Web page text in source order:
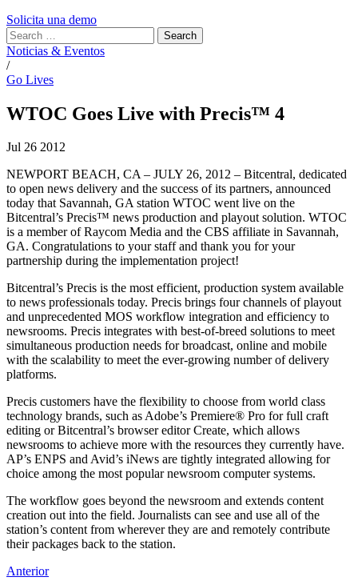
Solicita una demo
Noticias & Eventos
/
Go Lives
WTOC Goes Live with Precis™ 4
Jul 26 2012
NEWPORT BEACH, CA – JULY 26, 2012 – Bitcentral, dedicated
to open news delivery and the success of its partners, announced
today that Savannah, GA station WTOC went live on the
Bitcentral’s Precis™ news production and playout solution. WTOC
is a member of Raycom Media and the CBS affiliate in Savannah,
GA. Congratulations to your staff and thank you for your
partnership during the implementation project!
Bitcentral’s Precis is the most efficient, production system available
to news professionals today. Precis brings four channels of playout
and unprecedented MOS workflow integration and efficiency to
newsrooms. Precis integrates with best-of-breed solutions to meet
simultaneous production needs for broadcast, online and mobile
with the scalability to meet the ever-growing number of delivery
platforms.
Precis customers have the flexibility to choose from world class
technology brands, such as Adobe’s Premiere® Pro for full craft
editing or Bitcentral’s browser editor Create, which allows
newsrooms to achieve more with the resources they currently have.
AP’s ENPS and Avid’s iNews are tightly integrated allowing for
choice among the most popular newsroom computer systems.
The workflow goes beyond the newsroom and extends content
creation out into the field. Journalists can see and use all of the
station’s content from wherever they are and remotely contribute
their packages back to the station.
Post
Anterior